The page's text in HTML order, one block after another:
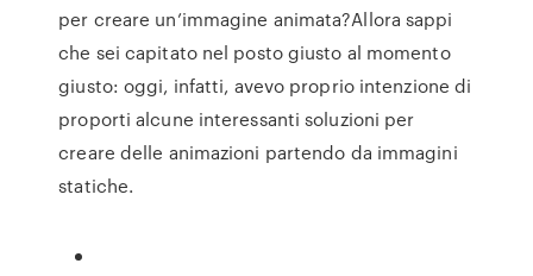
per creare un’immagine animata?Allora sappi
che sei capitato nel posto giusto al momento
giusto: oggi, infatti, avevo proprio intenzione di
proporti alcune interessanti soluzioni per
creare delle animazioni partendo da immagini
statiche.